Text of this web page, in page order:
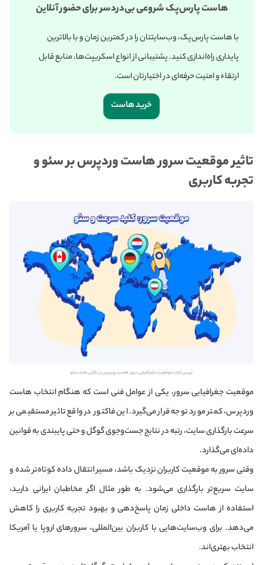
هاست پارس‌پک شروعی بی‌دردسر برای حضور آنلاین
با هاست پارس‌پک، وب‌سایتتان را در کمترین زمان و با بالاترین
پایداری راه‌اندازی کنید. پشتیبانی از انواع اسکریپت‌ها، منابع قابل
ارتقاء و امنیت حرفه‌ای در اختیارتان است.
خرید هاست
تاثیر موقعیت سرور هاست وردپرس بر سئو و
تجربه کاربری
بررسی اثرات موقعیت جغرافیایی سرور هاست وردپرس بر نکاتی مانند سئو
موقعیت جغرافیایی سرور، یکی از عوامل فنی است که هنگام انتخاب هاست
وردپرس، کمتر مورد توجه قرار می‌گیرد. این فاکتور در واقع تاثیر مستقیمی بر
سرعت بارگذاری سایت، رتبه در نتایج جست‌وجوی گوگل و حتی پایبندی به قوانین
داده‌ای می‌گذارد.
وقتی سرور به موقعیت کاربران نزدیک باشد، مسیر انتقال داده کوتاه‌تر شده و
سایت سریع‌تر بارگذاری می‌شود. به طور مثال اگر مخاطبان ایرانی دارید،
استفاده از هاست داخلی زمان پاسخ‌دهی و بهبود تجربه کاربری را کاهش
می‌دهد. برای وب‌سایت‌هایی با کاربران بین‌المللی، سرورهای اروپا یا آمریکا
انتخاب بهتری‌اند.